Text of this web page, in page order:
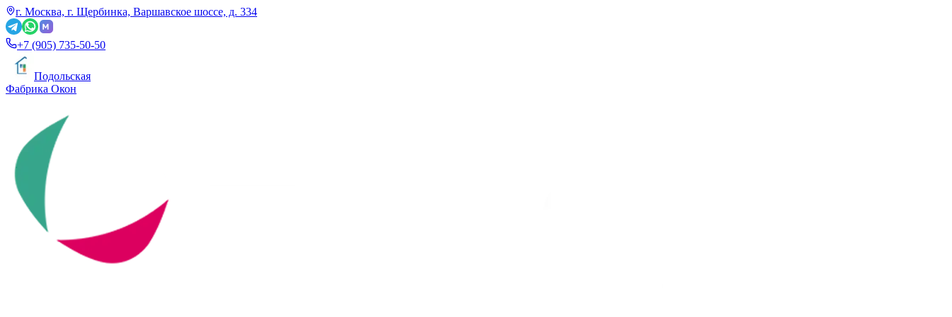
г. Москва, г. Щербинка, Варшавское шоссе, д. 334
+7 (905) 735-50-50
Подольская
Фабрика Окон